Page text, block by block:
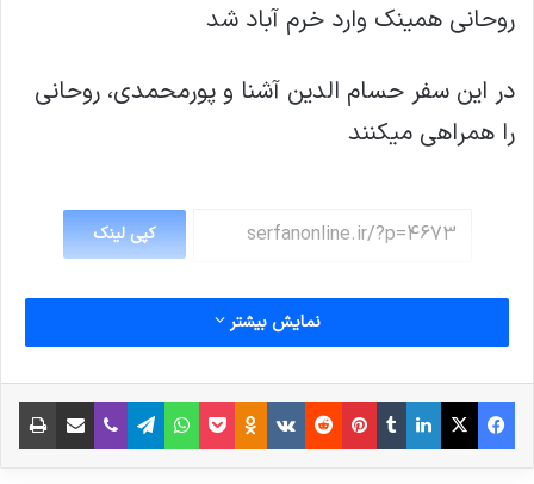
روحانی همینک وارد خرم آباد شد
در این سفر حسام الدین آشنا و پورمحمدی، روحانی
را همراهی میکنند
کپی لینک
نمایش بیشتر
فیس بوک X لینکدین
‫تامبلر‫پین‌ترست
‫رددیت‫VKontakte
‫Odnoklassniki
پاکتواتس آپ تلگراموایبر اشتراک گذاری از طریق ایمیل